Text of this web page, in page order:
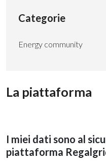
La piattaforma
I miei dati sono al
piattaforma
Categorie
Energy community